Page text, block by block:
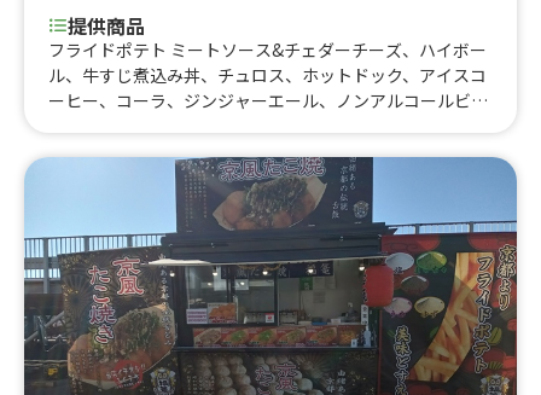
提供商品
フライドポテト ミートソース&チェダーチーズ、ハイボー
ル、牛すじ煮込み丼、チュロス、ホットドック、アイスコ
ーヒー、コーラ、ジンジャーエール、ノンアルコールビー